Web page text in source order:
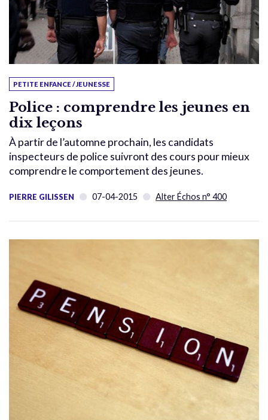
PETITE ENFANCE / JEUNESSE
Police : comprendre les jeunes en
dix leçons
À partir de l’automne prochain, les candidats
inspecteurs de police suivront des cours pour mieux
comprendre le comportement des jeunes.
PIERRE GILISSEN 07-04-2015 Alter Échos n° 400